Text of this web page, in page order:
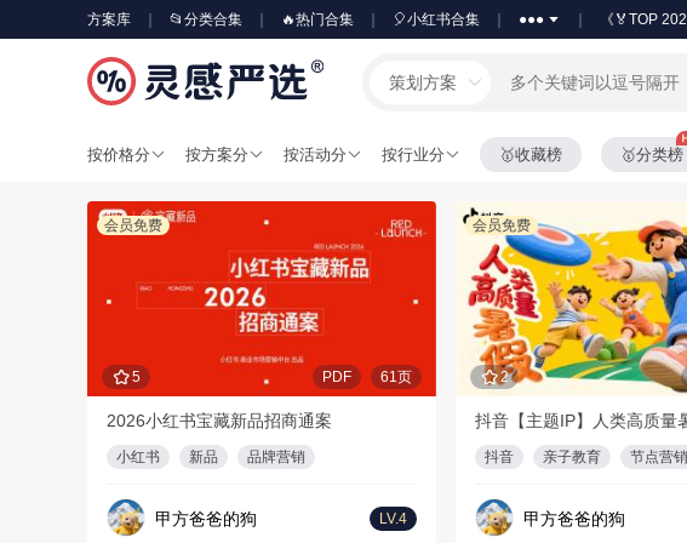
方案库 📂分类合集 🔥热门合集 🎈小红书合集 ●●● 《🏅TOP
策划方案
按价格分 按方案分 按活动分 按行业分 🥇收藏榜 🥇分类榜
会员免费
5 PDF 61页
2026小红书宝藏新品招商通案
小红书 新品 品牌营销
甲方爸爸的狗 LV.4
会员免费
2
抖音【主题IP】人类高质量
抖音 亲子教育 节点营销
甲方爸爸的狗